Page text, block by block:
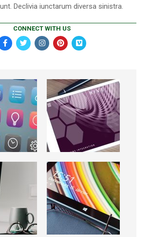
Declivia iunctarum diversa sinistra.
CONNECT WITH US